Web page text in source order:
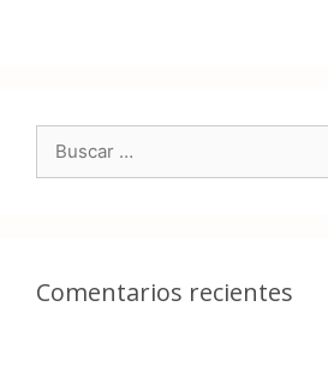
Comentarios recientes